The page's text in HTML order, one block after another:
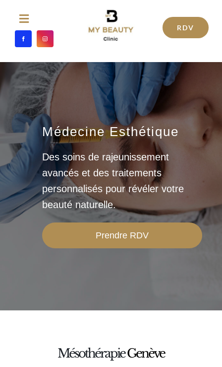
contenu
Toggle
Navigation
MÉDECINE ESTHÉTIQUE
TRAITEMENTS ESTHÉTIQUES
SOINS ESTHETIQUES
CHIRURGIE ESTHÉTIQUE
L’ÉQUIPE
RDV
Médecine Esthétique
Des soins de rajeunissement
avancés et des traitements
personnalisés pour révéler votre
beauté naturelle.
Prendre RDV
MésothérapieGenève